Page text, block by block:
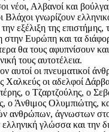
νέοι, Αλβανοί και
Βλάχοι γνωρίζουν
εξέλιξη της επιστήμης,
στην Ευρώπη και τα
θα τους αφυπνίσουν
τους αυτοτέλεια.
αυτοί οι πνευματικοί
Χαλκεύς οι αδελφοί
ο Τζαρτζούλης, ο
ο Άνθιμος Ολυμπιώτης,
ανθρώπων, άγνωστων
γλώσσα και την